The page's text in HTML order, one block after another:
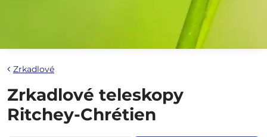
Zrkadlové
Zrkadlové teleskopy
Ritchey-Chrétien